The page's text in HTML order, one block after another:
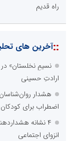
راه قدیم
::آخرین های
نسیمِ نخلستان» در
ارادتِ حسینی
هشدار
اضطراب برای کودکان
۴ نشانه
انزوای اجتماعی